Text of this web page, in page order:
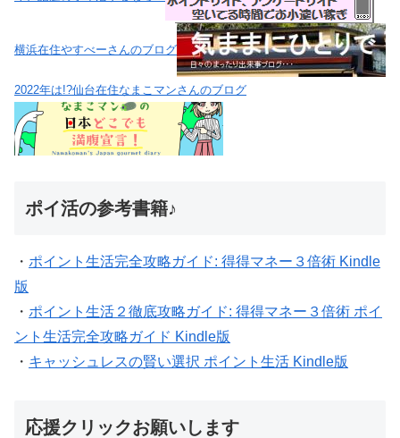
横浜在住やすべーさんのブログ
2022年は!?仙台在住なまこマンさんのブログ
ポイ活の参考書籍♪
・ ポイント生活完全攻略ガイド: 得得マネー３倍術 Kindle
版
・ ポイント生活２徹底攻略ガイド: 得得マネー３倍術 ポイ
ント生活完全攻略ガイド Kindle版
・ キャッシュレスの賢い選択 ポイント生活 Kindle版
応援クリックお願いします